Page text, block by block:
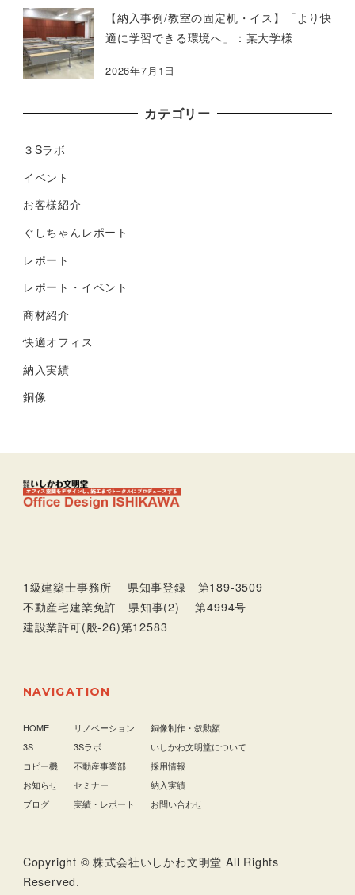
【納入事例/教室の固定机・イス】「より快
適に学習できる環境へ」：某大学様
2026年7月1日
カテゴリー
３Sラボ
イベント
お客様紹介
ぐしちゃんレポート
レポート
レポート・イベント
商材紹介
快適オフィス
納入実績
銅像
1級建築士事務所 県知事登録 第189-3509
不動産宅建業免許 県知事(2) 第4994号
建設業許可(般-26)第12583
NAVIGATION
HOME リノベーション
銅像制作・叙勲額
3S
3Sラボ
いしかわ文明堂について
コピー機
不動産事業部
採用情報
お知らせ
セミナー
納入実績
ブログ
実績・レポート お問い合わせ
Copyright © 株式会社いしかわ文明堂 All Rights
Reserved.